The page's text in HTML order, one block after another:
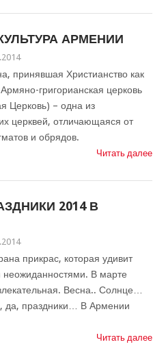
АРМЕНИИ
принявшая Христианство как
григорианская церковь
Церковь) – одна из
церквей, отличающаяся от
и обрядов.
Читать далее
2014 В
прикрас, которая удивит
неожиданностями. В марте
Весна.. Солнце…
да, праздники… В Армении
Читать далее